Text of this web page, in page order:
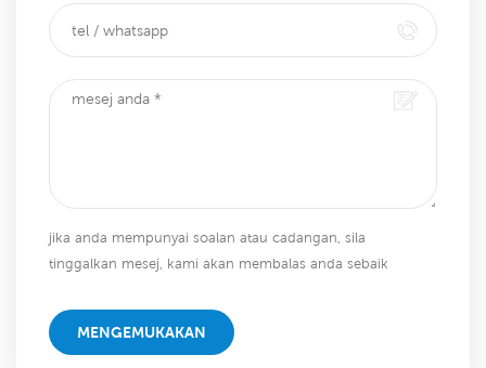
jika anda mempunyai soalan atau cadangan, sila
tinggalkan mesej, kami akan membalas anda sebaik
MENGEMUKAKAN